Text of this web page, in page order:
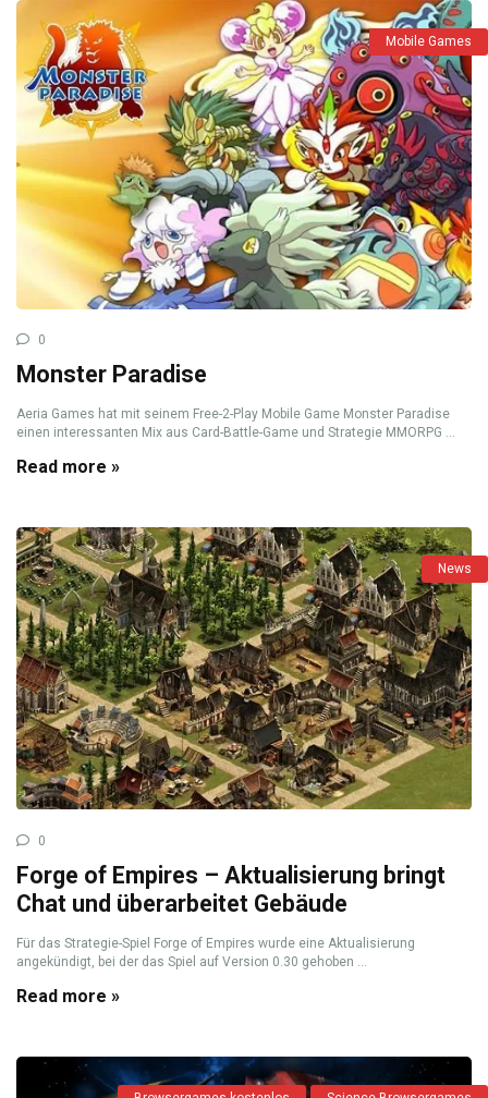
Mobile Games
0
Monster Paradise
Aeria Games hat mit seinem Free-2-Play Mobile Game Monster Paradise
einen interessanten Mix aus Card-Battle-Game und Strategie MMORPG ...
Read more »
News
0
Forge of Empires – Aktualisierung bringt
Chat und überarbeitet Gebäude
Für das Strategie-Spiel Forge of Empires wurde eine Aktualisierung
angekündigt, bei der das Spiel auf Version 0.30 gehoben ...
Read more »